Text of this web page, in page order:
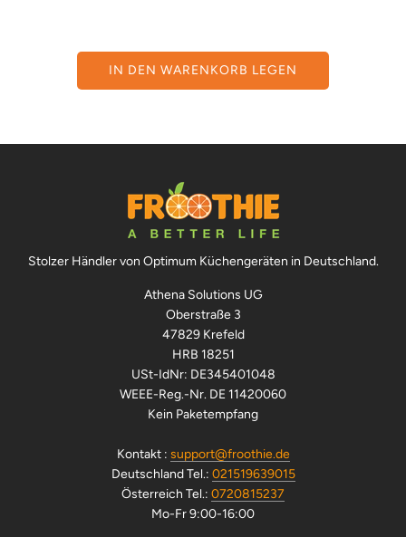
IN DEN WARENKORB LEGEN
Stolzer Händler von Optimum Küchengeräten in Deutschland.
Athena Solutions UG
Oberstraße 3
47829 Krefeld
HRB 18251
USt-IdNr: DE345401048
WEEE-Reg.-Nr. DE 11420060
Kein Paketempfang
Kontakt : support@froothie.de
Deutschland Tel.: 021519639015
Österreich Tel.: 0720815237
Mo-Fr 9:00-16:00